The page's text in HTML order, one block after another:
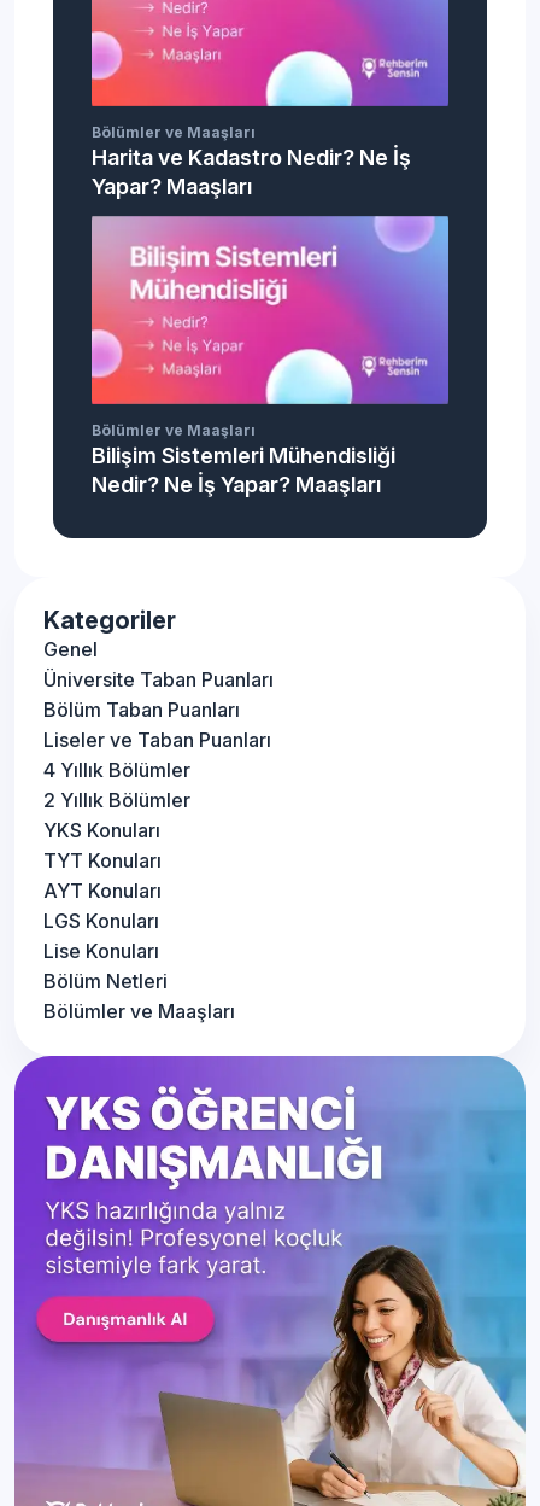
Bölümler ve Maaşları
Harita ve Kadastro Nedir? Ne İş
Yapar? Maaşları
Bölümler ve Maaşları
Bilişim Sistemleri Mühendisliği
Nedir? Ne İş Yapar? Maaşları
Kategoriler
Genel
Üniversite Taban Puanları
Bölüm Taban Puanları
Liseler ve Taban Puanları
4 Yıllık Bölümler
2 Yıllık Bölümler
YKS Konuları
TYT Konuları
AYT Konuları
LGS Konuları
Lise Konuları
Bölüm Netleri
Bölümler ve Maaşları